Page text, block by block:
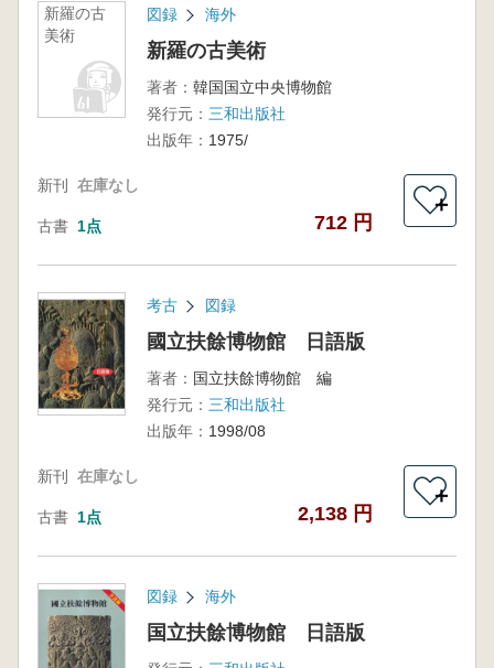
新羅の古
美術
図録 海外
新羅の古美術
著者： 韓国国立中央博物館
発行元： 三和出版社
出版年： 1975/
新刊 在庫なし
古書 1点 712 円
＋
考古 図録
國立扶餘博物館 日語版
著者： 国立扶餘博物館 編
発行元： 三和出版社
出版年： 1998/08
新刊 在庫なし
古書 1点 2,138 円
＋
図録 海外
国立扶餘博物館 日語版